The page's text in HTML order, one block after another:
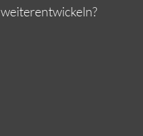
weiterentwickeln?